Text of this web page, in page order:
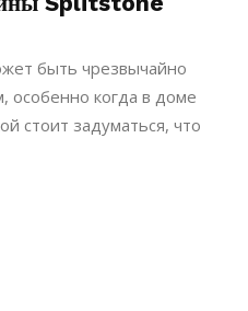
быть чрезвычайно
особенно когда в доме
стоит задуматься, что